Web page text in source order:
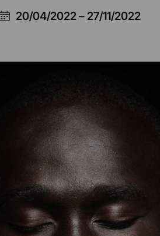
20/04/2022– 27/11/2022